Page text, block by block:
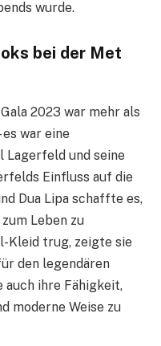
wurde.
bei der Met
2023 war mehr als
war eine
Lagerfeld und seine
Einfluss auf die
Dua Lipa schaffte es,
Leben zu
Kleid trug, zeigte sie
den legendären
auch ihre Fähigkeit,
moderne Weise zu